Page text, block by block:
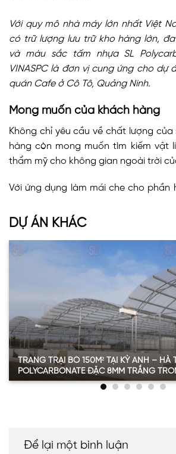
Với quy mô nhà máy lớn nhất Việt
có trữ lượng lưu trữ kho hàng lớn,
và màu sắc tấm nhựa SL
VINASPC là đơn vị cung ứng cho dự
quán Cafe ở Cô Tô, Quảng Ninh.
Mong muốn của khách hàng
Không chỉ yêu cầu về chất lượng của
hàng còn mong muốn tìm kiếm vật
thẩm mỹ cho không gian ngoài trời
Với ứng dụng làm mái che cho phần
phẩm nhằm mục đích sử dụng lâu dài.
Giải pháp VINASPC đề xuất
Sau quá trình trao đổi với khách hàng,
rõ được yêu cầu của khách hàng
vật liệu xây dựng mới. Vì vậy,
xuất về việc sử dụng tấm nhựa SL
đặc, dày 4.6m, màu trắng trong cho
hiên ngoài trời.
Việc lựa chọn độ dày 4.6mm cho
giúp quý khách hàng đảm bảo
dùng.
DỰ ÁN KHÁC
TRANG TRẠI BÒ 150M² TẠI KỲ ANH – HÀ
POLYCARBONATE ĐẶC 8MM TRẮNG
Thông tin chi tiết dự án trang trại bò
Độ dày 8mm (8 ly)
Để lại một bình luận